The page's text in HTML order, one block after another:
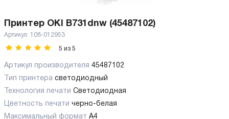
Принтер OKI B731dnw (45487102)
Артикул: 108-012953
5 из 5
Артикул производителя 45487102
Тип принтера светодиодный
Технология печати Светодиодная
Цветность печати черно-белая
Максимальный формат А4